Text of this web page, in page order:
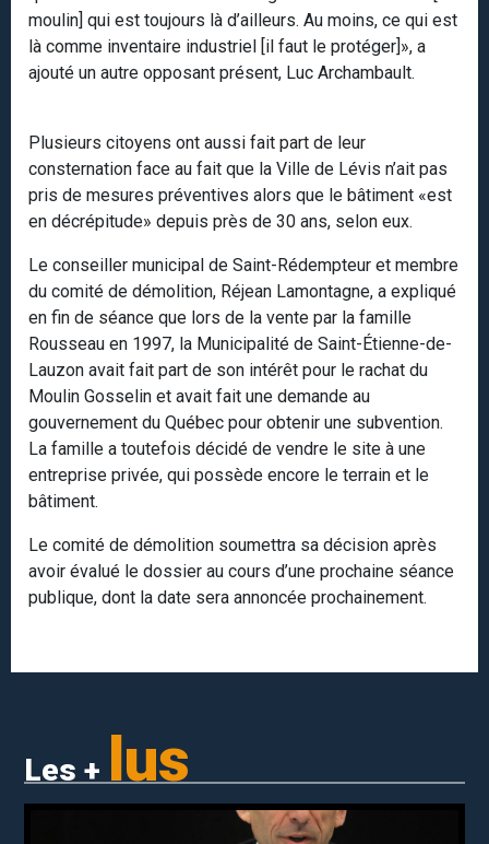
moulin] qui est toujours là d’ailleurs. Au moins, ce qui est
là comme inventaire industriel [il faut le protéger]», a
ajouté un autre opposant présent, Luc Archambault.
Plusieurs citoyens ont aussi fait part de leur
consternation face au fait que la Ville de Lévis n’ait pas
pris de mesures préventives alors que le bâtiment «est
en décrépitude» depuis près de 30 ans, selon eux.
Le conseiller municipal de Saint-Rédempteur et membre
du comité de démolition, Réjean Lamontagne, a expliqué
en fin de séance que lors de la vente par la famille
Rousseau en 1997, la Municipalité de Saint-Étienne-de-
Lauzon avait fait part de son intérêt pour le rachat du
Moulin Gosselin et avait fait une demande au
gouvernement du Québec pour obtenir une subvention.
La famille a toutefois décidé de vendre le site à une
entreprise privée, qui possède encore le terrain et le
bâtiment.
Le comité de démolition soumettra sa décision après
avoir évalué le dossier au cours d’une prochaine séance
publique, dont la date sera annoncée prochainement.
Les + lus